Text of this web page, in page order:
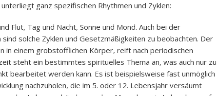
ganz spezifischen Rhythmen und Zyklen:
Flut, Tag und Nacht, Sonne und Mond. Auch bei der
solche Zyklen und Gesetzmäßigkeiten zu beobachten. Der
in einem grobstofflichen Körper, reift nach periodischen
steht ein bestimmtes spirituelles Thema an, was auch nur zu
bearbeitet werden kann. Es ist beispielsweise fast unmöglich
nachzuholen, die im 5. oder 12. Lebensjahr versäumt